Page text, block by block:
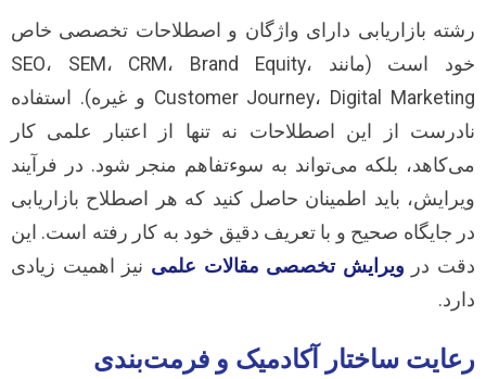
رشته بازاریابی دارای واژگان و اصطلاحات تخصصی خاص
خود است (مانند SEO، SEM، CRM، Brand Equity،
Customer Journey، Digital Marketing و غیره). استفاده
نادرست از این اصطلاحات نه تنها از اعتبار علمی کار
می‌کاهد، بلکه می‌تواند به سوءتفاهم منجر شود. در فرآیند
ویرایش، باید اطمینان حاصل کنید که هر اصطلاح بازاریابی
در جایگاه صحیح و با تعریف دقیق خود به کار رفته است. این
دقت در ویرایش تخصصی مقالات علمی نیز اهمیت زیادی
دارد.
رعایت ساختار آکادمیک و فرمت‌بندی